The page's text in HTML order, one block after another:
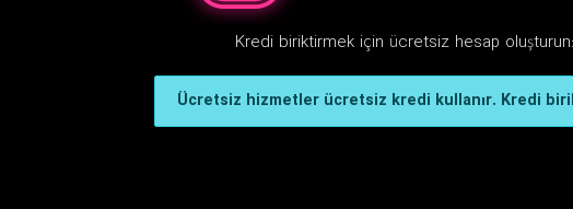
Kredi biriktirmek için ücretsiz hesap oluşturun:
Ücretsiz hizmetler ücretsiz kredi kullanır. Kredi